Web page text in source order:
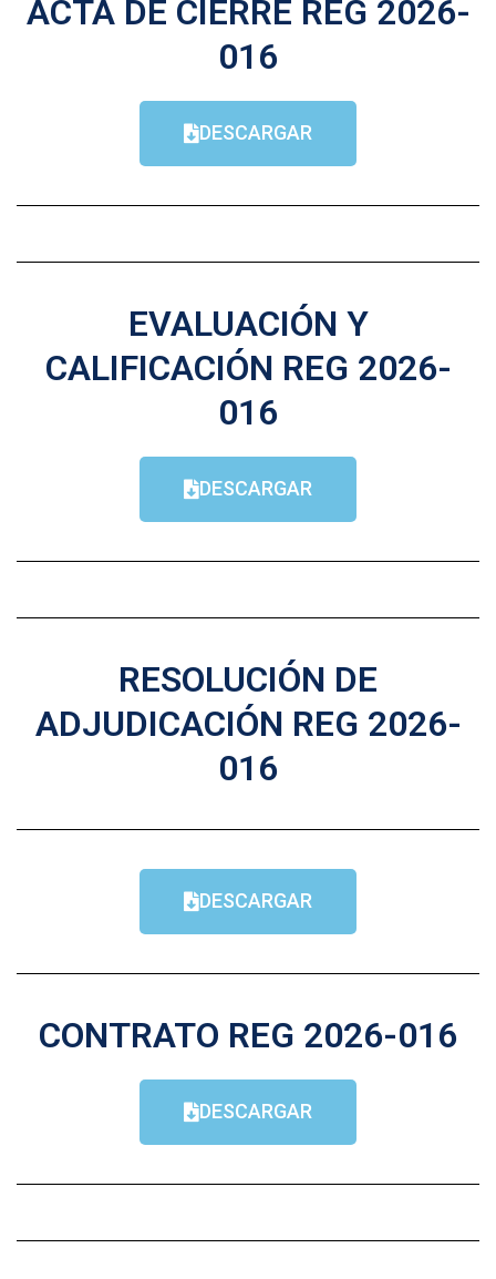
ACTA DE CIERRE REG 2026-
016
DESCARGAR
EVALUACIÓN Y
CALIFICACIÓN REG 2026-
016
DESCARGAR
RESOLUCIÓN DE
ADJUDICACIÓN REG 2026-
016
DESCARGAR
CONTRATO REG 2026-016
DESCARGAR